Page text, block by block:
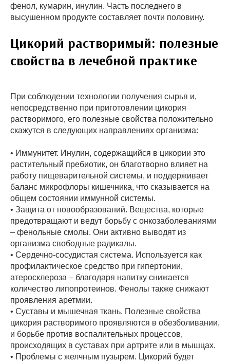
фенол, кумарин, инулин. Часть последнего в
высушенном продукте составляет почти половину.
Цикорий растворимый: полезные
свойства в лечебной практике
При соблюдении технологии получения сырья и,
непосредственно при приготовлении цикория
растворимого, его полезные свойства положительно
скажутся в следующих направлениях организма:
• Иммунитет. Инулин, содержащийся в цикории это
растительный пребиотик, он благотворно влияет на
работу пищеварительной системы, и поддерживает
баланс микрофлоры кишечника, что сказывается на
общем состоянии иммунной системы.
• Защита от новообразований. Вещества, которые
предотвращают и ведут борьбу с онкозаболеваниями
– фенольные смолы. Они активно выводят из
организма свободные радикалы.
• Сердечно-сосудистая система. Используется как
профилактическое средство при гипертонии,
атеросклероза – благодаря напитку снижается
количество липопротеинов. Фенолы также снижают
проявления аретмии.
• Суставы и мышечная ткань. Полезные свойства
цикория растворимого проявляются в обезболивании,
и борьбе против воспалительных процессов,
происходящих в суставах при артрите или в мышцах.
• Проблемы с желчным пузырем. Цикорий будет